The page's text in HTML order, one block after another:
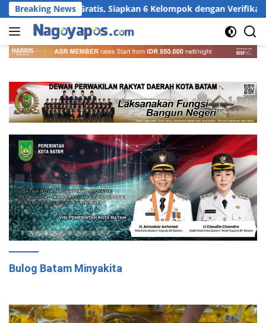
Langsung
ke
konten
Breaking News
Gratis, Siapkan 6 Kelompok dengan Verifikasi Ketat
Bulog Batam Minyakita